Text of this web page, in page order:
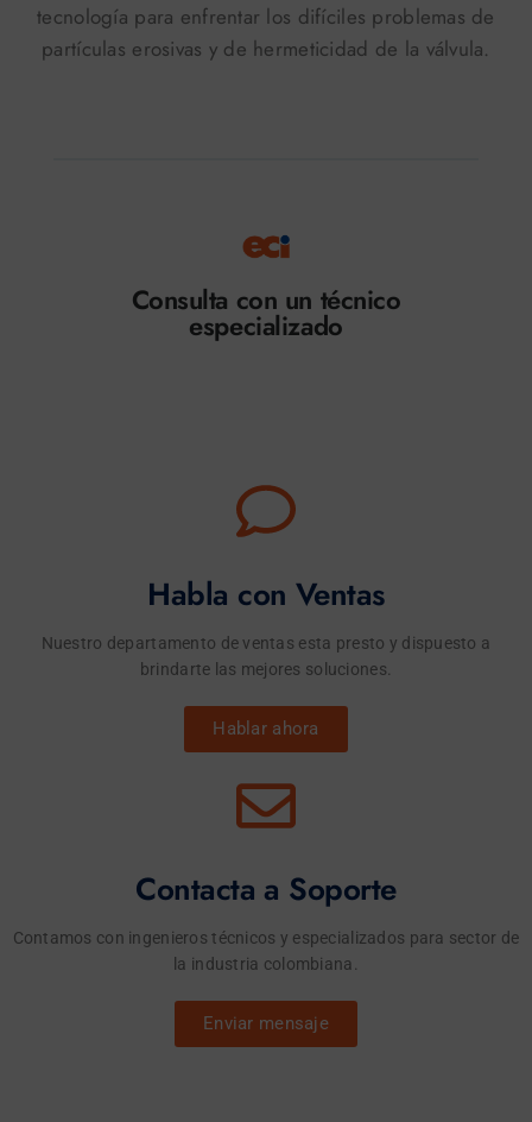
tecnología para enfrentar los difíciles problemas de
partículas erosivas y de hermeticidad de la válvula.
Consulta con un técnico
especializado
Habla con Ventas
Nuestro departamento de ventas esta presto y dispuesto a
brindarte las mejores soluciones.
Hablar ahora
Contacta a Soporte
Contamos con ingenieros técnicos y especializados para sector de
la industria colombiana.
Enviar mensaje